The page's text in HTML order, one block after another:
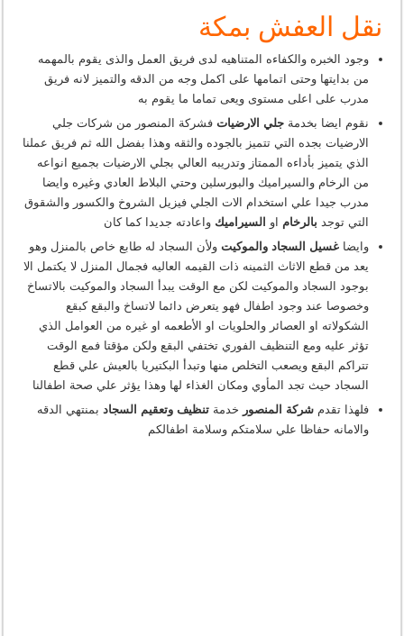
نقل العفش بمكة
وجود الخبره والكفاءه المتناهيه لدى فريق العمل والذى يقوم بالمهمه
من بدايتها وحتى اتمامها على اكمل وجه من الدقه والتميز لانه فريق
مدرب على اعلى مستوى ويعى تماما ما يقوم به
نقوم ايضا بخدمة جلي الارضيات فشركة المنصور من شركات جلي
الارضيات بجده التي تتميز بالجوده والثقه وهذا بفضل الله ثم فريق عملنا
الذي يتميز بأداءه الممتاز وتدريبه العالي بجلي الارضيات بجميع انواعه
من الرخام والسيراميك والبورسلين وحتي البلاط العادي وغيره وايضا
مدرب جيدا علي استخدام الات الجلي فيزيل الشروخ والكسور والشقوق
التي توجد بالرخام او السيراميك واعادته جديدا كما كان
وايضاغسيل السجاد والموكيت ولأن السجاد له طابع خاص بالمنزل وهو
يعد من قطع الاثاث الثمينه ذات القيمه العاليه فجمال المنزل لا يكتمل الا
بوجود السجاد والموكيت لكن مع الوقت يبدأ السجاد والموكيت بالاتساخ
وخصوصا عند وجود اطفال فهو يتعرض دائما لاتساخ والبقع كبقع
الشكولاته او العصائر والحلويات او الأطعمه او غيره من العوامل الذي
تؤثر عليه ومع التنظيف الفوري تختفي البقع ولكن مؤقتا فمع الوقت
تتراكم البقع ويصعب التخلص منها وتبدأ البكتيريا بالعيش علي قطع
السجاد حيث تجد المأوي ومكان الغذاء لها وهذا يؤثر علي صحة اطفالنا
فلهذا تقدمشركة المنصور خدمةتنظيف وتعقيم السجاد بمنتهي الدقه
والامانه حفاظا علي سلامتكم وسلامة اطفالكم